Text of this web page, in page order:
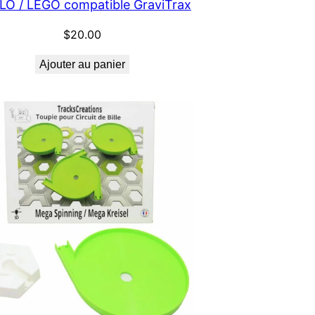
/ LEGO compatible GraviTrax
$20.00
Ajouter au panier